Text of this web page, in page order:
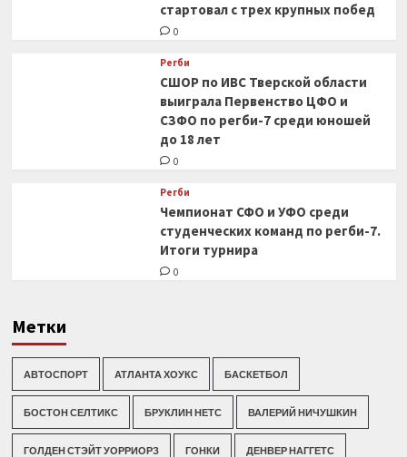
стартовал с трех крупных побед
0
Регби
СШОР по ИВС Тверской области
выиграла Первенство ЦФО и
СЗФО по регби-7 среди юношей
до 18 лет
0
Регби
Чемпионат СФО и УФО среди
студенческих команд по регби-7.
Итоги турнира
0
Метки
АВТОСПОРТ АТЛАНТА ХОУКС БАСКЕТБОЛ
БОСТОН СЕЛТИКС БРУКЛИН НЕТС ВАЛЕРИЙ НИЧУШКИН
ГОЛДЕН СТЭЙТ УОРРИОРЗ ГОНКИ ДЕНВЕР НАГГЕТС